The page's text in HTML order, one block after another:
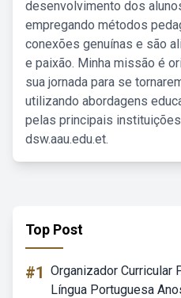
desenvolvimento dos
empregando métodos
conexões genuínas e são
e paixão. Minha missão é
sua jornada para se
utilizando abordagens
pelas principais
dsw.aau.edu.et.
Top Post
#1 Organizador Curricular
Língua Portuguesa